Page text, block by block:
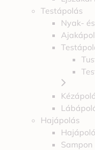
Testápolás
Nyak-
Hajápolás
Sampon